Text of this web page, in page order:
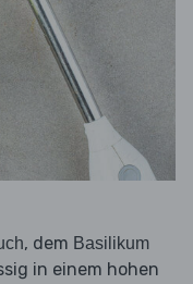
, dem Basilikum
in einem hohen